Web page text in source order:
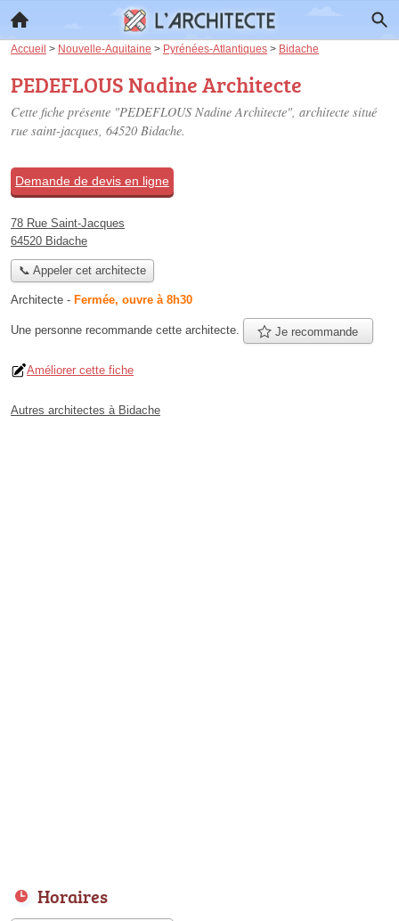
Accueil > Nouvelle-Aquitaine > Pyrénées-Atlantiques > Bidache
PEDEFLOUS Nadine Architecte
Cette fiche présente "PEDEFLOUS Nadine Architecte", architecte situé
rue saint-jacques, 64520 Bidache.
Demande de devis en ligne
78 Rue Saint-Jacques
64520 Bidache
📞 Appeler cet architecte
Architecte - Fermée, ouvre à 8h30
Une personne recommande cette architecte. Je recommande
Améliorer cette fiche
Autres architectes à Bidache
Horaires